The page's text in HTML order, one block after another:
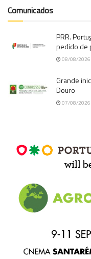
Comunicados
PRR.
pedido de
08/08/2026
Grande
Douro
07/08/2026